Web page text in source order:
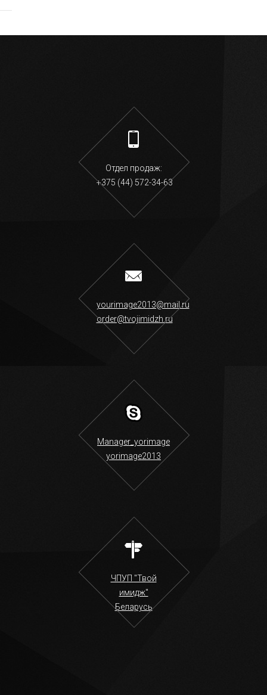
Отдел продаж:
+375 (44) 572-34-63
yourimage2013@mail.ru
order@tvojimidzh.ru
Manager_yorimage
yorimage2013
ЧПУП "Твой
имидж"
Беларусь